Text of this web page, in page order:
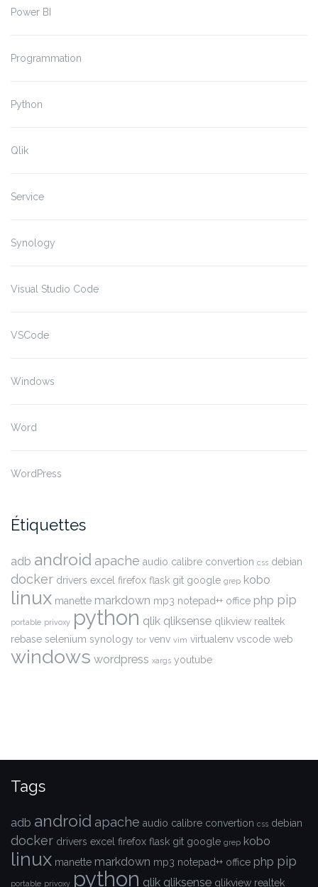
Power BI
Programmation
Python
Qlik
Service
Synology
Visual Studio Code
VSCode
Windows
Word
WordPress
Étiquettes
adb android apache audio calibre convertion css debian
docker drivers excel firefox flask git google grep kobo
linux manette markdown mp3 notepad++ office php pip
portable privoxy python qlik qliksense qlikview realtek
rebase selenium synology tor venv vim virtualenv vscode web
windows wordpress xargs youtube
Tags
adb android apache audio calibre convertion css debian
docker drivers excel firefox flask git google grep kobo
linux manette markdown mp3 notepad++ office php pip
portable privoxy python qlik qliksense qlikview realtek